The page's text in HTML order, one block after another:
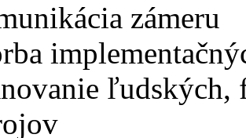
zámeru
ľudských,